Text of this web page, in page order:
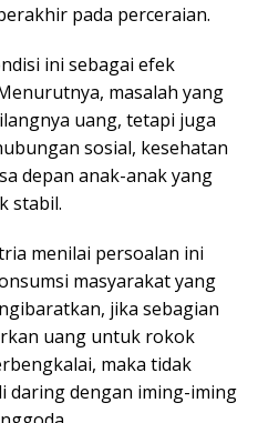
pada perceraian.
ini sebagai efek
masalah yang
uang, tetapi juga
sosial, kesehatan
depan anak-anak yang
stabil.
menilai persoalan ini
masyarakat yang
jika sebagian
uang untuk rokok
maka tidak
daring dengan iming-iming